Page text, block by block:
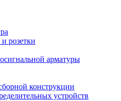
розетки
арматуры
конструкции
устройств